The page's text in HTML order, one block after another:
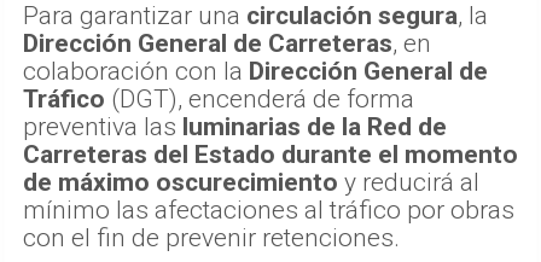
Para garantizar una circulación segura, la
Dirección General de Carreteras, en
colaboración con la Dirección General de
Tráfico (DGT), encenderá de forma
preventiva las luminarias de la Red de
Carreteras del Estado durante el momento
de máximo oscurecimiento y reducirá al
mínimo las afectaciones al tráfico por obras
con el fin de prevenir retenciones.